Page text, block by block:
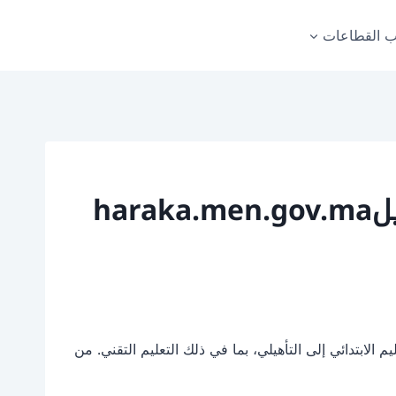
إلى التأهيلي، بما في ذلك التعليم التقني. من